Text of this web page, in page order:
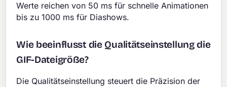
Werte reichen von 50 ms für schnelle Animationen
bis zu 1000 ms für Diashows.
Wie beeinflusst die Qualitätseinstellung die
GIF-Dateigröße?
Die Qualitätseinstellung steuert die Präzision der